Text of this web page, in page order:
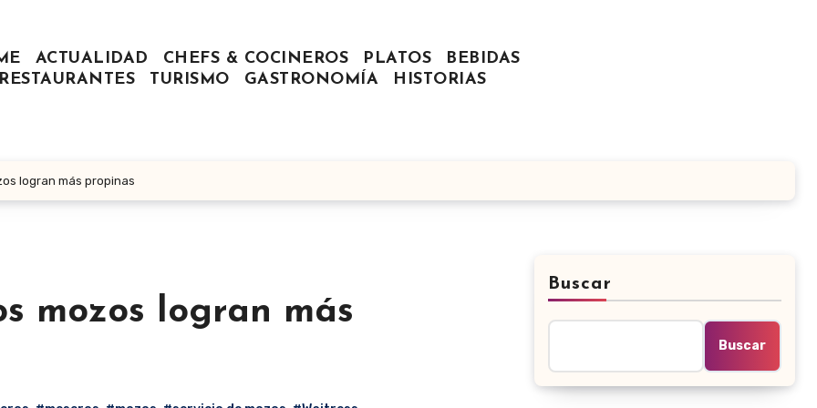
ACTUALIDAD CHEFS & COCINEROS PLATOS
BEBIDAS
RESTAURANTES
TURISMO GASTRONOMÍA HISTORIAS
logran más propinas
mozos logran más
Buscar
Buscar